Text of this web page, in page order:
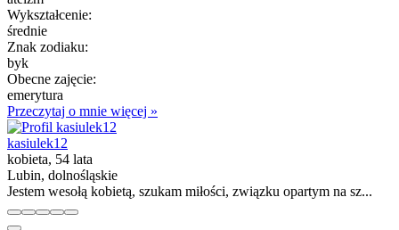
Wykształcenie:
średnie
Znak zodiaku:
byk
Obecne zajęcie:
emerytura
Przeczytaj o mnie więcej »
kasiulek12
kobieta, 54 lata
Lubin, dolnośląskie
Jestem wesołą kobietą, szukam miłości, związku opartym na sz...